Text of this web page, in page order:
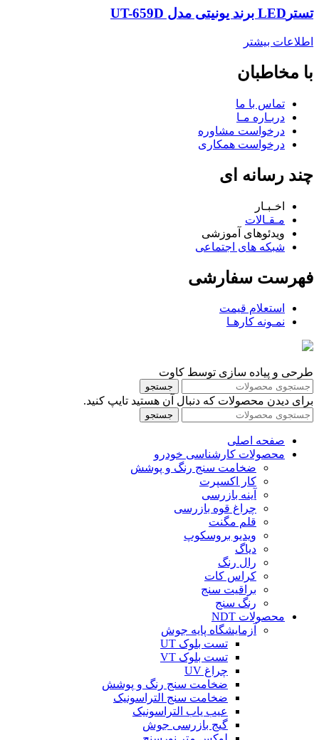
تسترLED برند یونیتی مدل UT-659D
اطلاعات بیشتر
با مخاطبان
تماس با ما
دربـاره مـا
درخواست مشاوره
درخواست همکاری
چند رسانه ای
اخـبـار
مـقـالات
ویدئوهای آموزشی
شبکه های اجتماعی
فهرست سفارشی
استعلام قیمت
نمـونه کارهـا
طرحی و پیاده سازی توسط کاوت
جستجو
برای دیدن محصولات که دنبال آن هستید تایپ کنید.
جستجو
صفحه اصلی
محصولات کارشناسی خودرو
ضخامت سنج رنگ و پوشش
کار اکسپرت
آینه بازرسی
چراغ قوه بازرسی
قلم مگنت
ویدیو بروسکوپ
دیاگ
رال رنگ
کراس کات
براقیت سنج
رنگ سنج
محصولات NDT
آزمایشگاه پایه جوش
تست بلوک UT
تست بلوک VT
چراغ UV
ضخامت سنج رنگ و پوشش
ضخامت سنج التراسونیک
عیب یاب التراسونیک
گیج بازرسی جوش